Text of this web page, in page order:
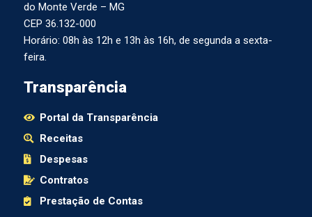
do Monte Verde – MG
CEP 36.132-000
Horário: 08h às 12h e 13h às 16h, de segunda a sexta-
feira.
Transparência
Portal da Transparência
Receitas
Despesas
Contratos
Prestação de Contas